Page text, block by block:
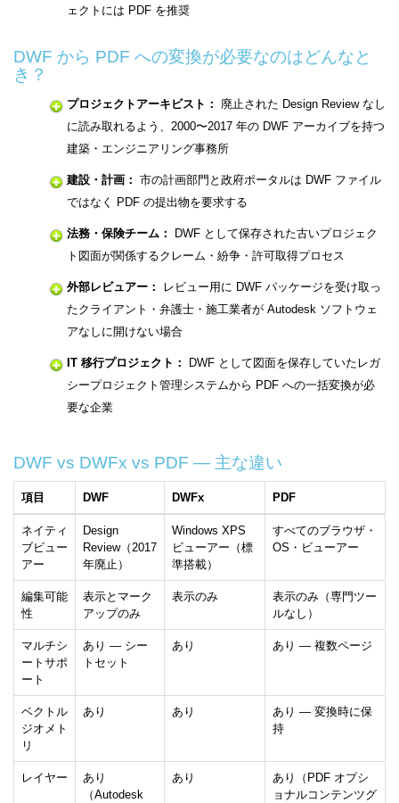
ェクトには PDF を推奨
DWF から PDF への変換が必要なのはどんなと
き？
プロジェクトアーキビスト：
廃止された Design Review なし
に読み取れるよう、2000〜2017 年の DWF アーカイブを持つ
建築・エンジニアリング事務所
建設・計画： 市の計画部門と政府ポータルは DWF ファイル
ではなく PDF の提出物を要求する
法務・保険チーム：
DWF として保存された古いプロジェク
ト図面が関係するクレーム・紛争・許可取得プロセス
外部レビュアー：
レビュー用に DWF パッケージを受け取っ
たクライアント・弁護士・施工業者が Autodesk ソフトウェ
アなしに開けない場合
IT 移行プロジェクト：
DWF として図面を保存していたレガ
シープロジェクト管理システムから PDF への一括変換が必
要な企業
DWF vs DWFx vs PDF — 主な違い
項目 DWF DWFx PDF
ネイティ
ブビュー
アー
Design
Review（2017
年廃止）
Windows XPS
ビューアー（標
準搭載）
すべてのブラウザ・
OS・ビューアー
編集可能
性
表示とマーク
アップのみ
表示のみ
表示のみ（専門ツー
ルなし）
マルチシ
ートサポ
ート
あり — シー
トセット
あり あり — 複数ページ
ベクトル
ジオメト
リ
あり あり
あり — 変換時に保
持
レイヤー
あり
（Autodesk
あり
あり（PDF オプシ
ョナルコンテンツグ